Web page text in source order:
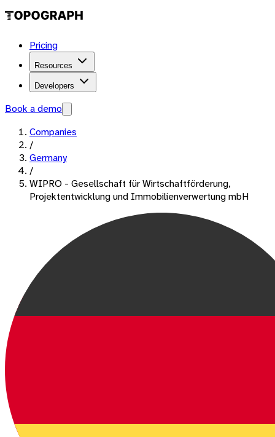
Pricing
Resources
Developers
Book a demo
Companies
/
Germany
/
WIPRO - Gesellschaft für Wirtschaftförderung,
Projektentwicklung und Immobilienverwertung mbH